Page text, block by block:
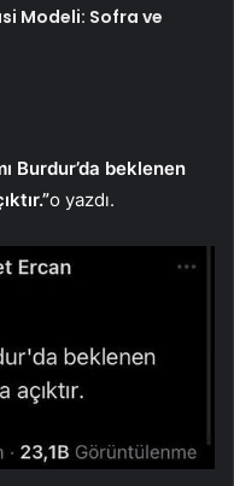
Modeli: Sofra ve
Burdur’da beklenen
o yazdı.